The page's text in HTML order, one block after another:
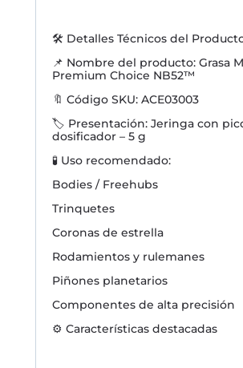
🛠️ Detalles Técnicos del
📌 Nombre del producto: Grasa
Premium Choice NB52™
🔖 Código SKU: ACE03003
🏷️ Presentación: Jeringa con
dosificador – 5 g
🧪 Uso recomendado:
Bodies / Freehubs
Trinquetes
Coronas de estrella
Rodamientos y rulemanes
Piñones planetarios
Componentes de alta precisión
⚙️ Características destacadas